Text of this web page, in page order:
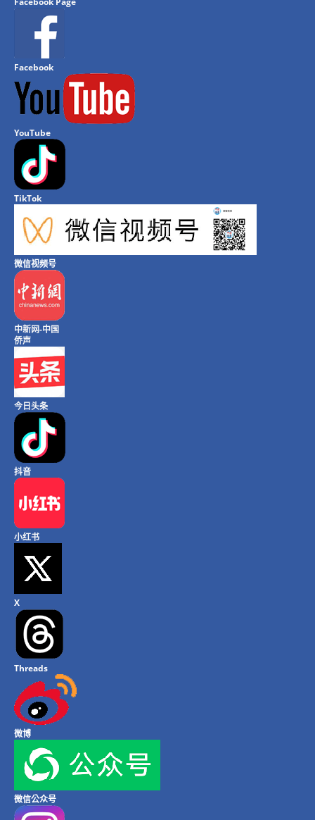
Facebook
YouTube
TikTok
微信视频号
中新网-中国
侨声
今日头条
抖音
小红书
X
Threads
微博
微信公众号